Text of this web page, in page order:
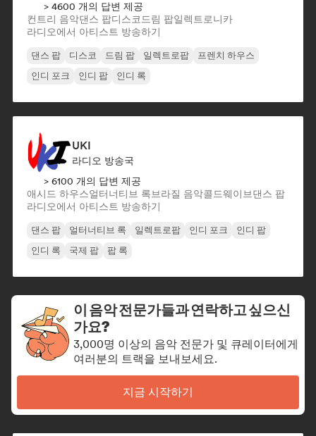
> 4600 개의 답변 제공
컨트리 음악댄스 팝디스코 드림 팝일렉트로니카
라디오에서 아티스트 방송하기
댄스 팝 디스코 드림 팝 일렉트로팝
프렌치 하우스
인디 포크
인디 팝 인디 록
UKI
라디오 방송국
> 6100 개의 답변 제공
애시드 하우스얼터너티브 록브라질 음악콜드웨이브댄스 팝
라디오에서 아티스트 방송하기
댄스 팝 얼터너티브 록 일렉트로팝 인디 포크
인디 팝
인디 록
국제 팝 팝 록
이 음악 전문가들과 연락하고 싶으신
가요?
3,000명 이상의 음악 전문가 및 큐레이터에게
여러분의 트랙을 보내보세요.
지금 시작하기